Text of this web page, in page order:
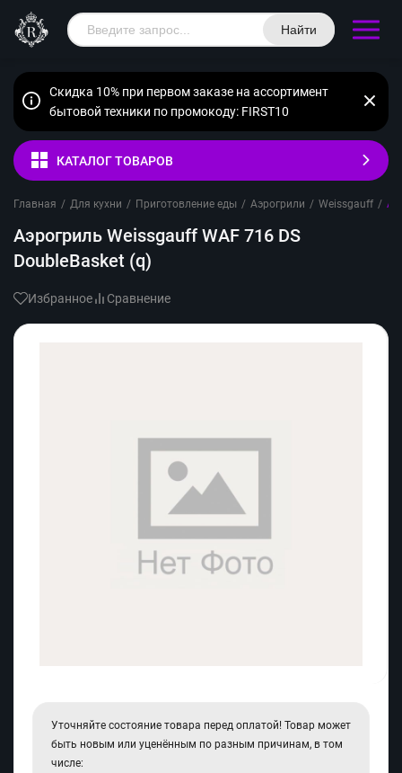
Найти
Скидка 10% при первом заказе на ассортимент
бытовой техники по промокоду: FIRST10
КАТАЛОГ ТОВАРОВ
Главная / Для кухни / Приготовление еды / Аэрогрили / Weissgauff /
Аэрогриль Weissgauff WAF 716 DS
DoubleBasket (q)
Избранное Сравнение
Уточняйте состояние товара перед оплатой! Товар может
быть новым или уценённым по разным причинам, в том
числе: